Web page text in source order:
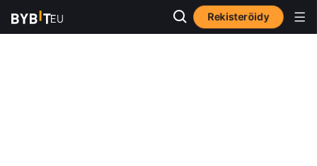
Rekisteröidy